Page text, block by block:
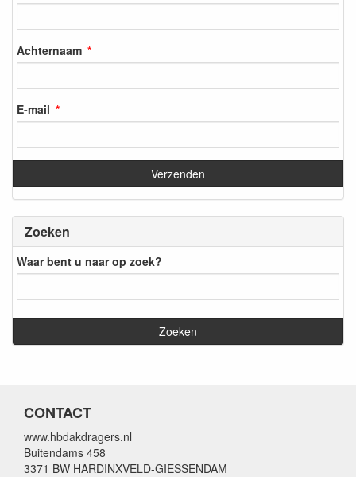
Achternaam
E-mail
Zoeken
Waar bent u naar op zoek?
CONTACT
www.hbdakdragers.nl
Buitendams 458
3371 BW HARDINXVELD-GIESSENDAM